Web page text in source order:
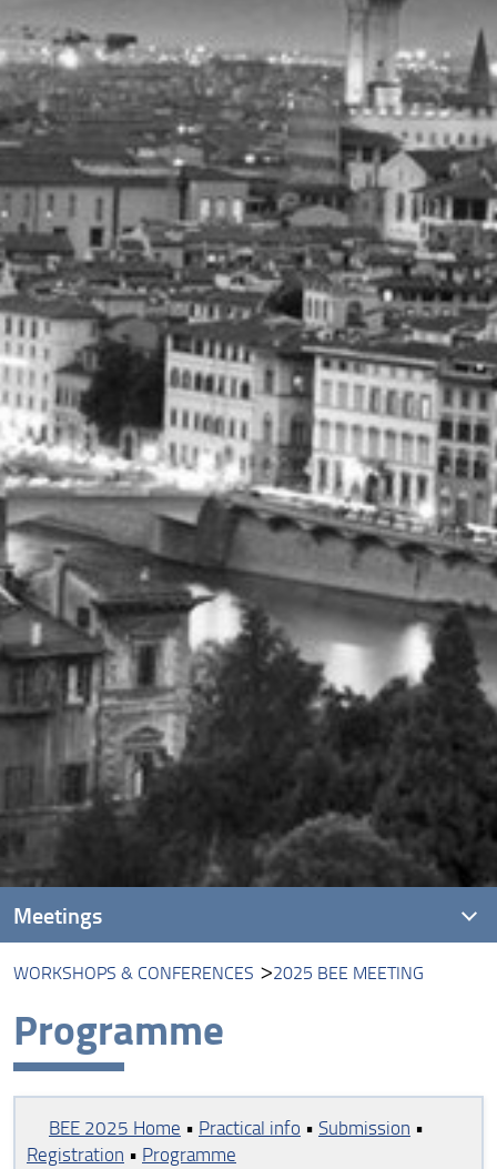
WORKSHOPS & CONFERENCES 2025 BEE MEETING
Programme
BEE 2025 Home • Practical info • Submission •
Registration • Programme
Meetings
Seminari / Seminars
Workshops & Conferences